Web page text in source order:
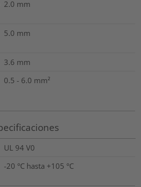
2.0 mm
5.0 mm
3.6 mm
0.5 - 6.0 mm²
UL 94 V0
-20 °C hasta +105 °C